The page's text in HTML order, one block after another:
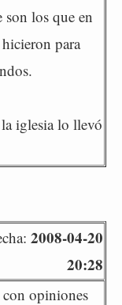
los que en
para
iglesia lo llevó
2008-04-20
20:28
opiniones